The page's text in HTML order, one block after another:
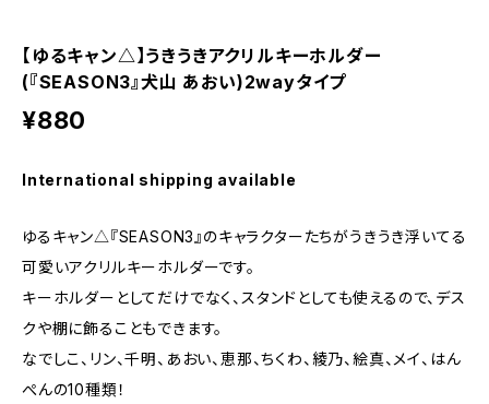
【ゆるキャン△】うきうきアクリルキーホルダー
(『SEASON3』犬山 あおい)2wayタイプ
¥880
International shipping available
ゆるキャン△『SEASON3』のキャラクターたちがうきうき浮いてる
可愛いアクリルキーホルダーです。
キーホルダーとしてだけでなく、スタンドとしても使えるので、デス
クや棚に飾ることもできます。
なでしこ、リン、千明、あおい、恵那、ちくわ、綾乃、絵真、メイ、はん
ぺんの10種類！